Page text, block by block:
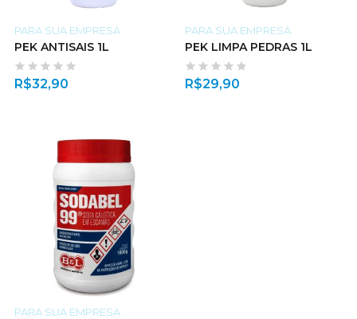
PARA SUA EMPRESA
PEK ANTISAIS 1L
R$32,90
PARA SUA EMPRESA
PEK LIMPA PEDRAS 1L
R$29,90
PARA SUA EMPRESA